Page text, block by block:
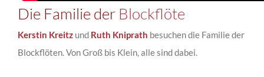
Die Familie der Blockflöte
Kerstin Kreitzund Ruth Kniprath besuchen die Familie der
Blockflöten. VonGroßbis Klein, alle sinddabei